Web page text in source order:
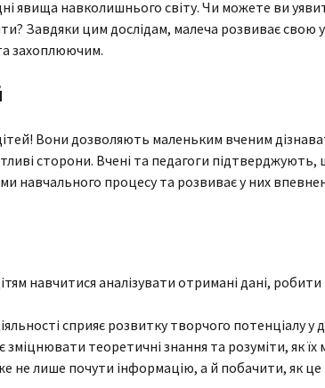
явища навколишнього світу. Чи мoжете ви
Завдяки цим дослідам, малеча розвиває свою
захоплюючим.
Вони дозволяють маленьким вченим
сторони. Вчені та педагоги
навчального процесу та розвиває у них
навчитися аналізувати отримані дані,
сприяє розвитку творчого потенціалу у
теоретичні знання та розуміти, як їх
не лише почути інформацію, а й побачити, як